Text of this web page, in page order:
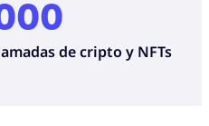
de cripto y NFTs